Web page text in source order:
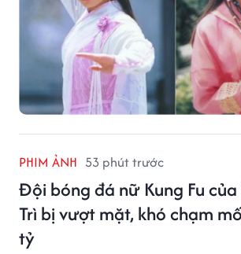
PHIM ẢNH 53 phút trước
Đội bóng đá nữ Kung Fu của
Trì bị vượt mặt, khó chạm
tỷ